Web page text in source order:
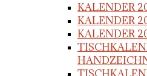
KALENDER
KALENDER
KALENDER